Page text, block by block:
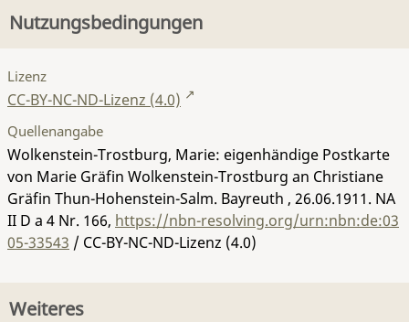
Nutzungsbedingungen
Lizenz
CC-BY-NC-ND-Lizenz (4.0)
Quellenangabe
Wolkenstein-Trostburg, Marie: eigenhändige Postkarte
von Marie Gräfin Wolkenstein-Trostburg an Christiane
Gräfin Thun-Hohenstein-Salm. Bayreuth , 26.06.1911. NA
II D a 4 Nr. 166, https://nbn-resolving.org/urn:nbn:de:03
05-33543 / CC-BY-NC-ND-Lizenz (4.0)
Weiteres